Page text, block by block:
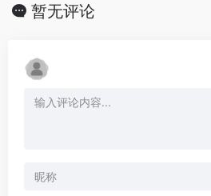
暂无评论